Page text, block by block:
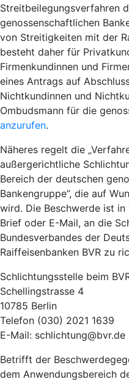
Streitbeilegungsverfahren
genossenschaftlichen
von Streitigkeiten mit der
besteht daher für
Firmenkundinnen und
eines Antrags auf
Nichtkundinnen und
Ombudsmann für die
anzurufen.
Näheres regelt die
außergerichtliche
Bereich der deutschen
Bankengruppe”, die auf
wird. Die Beschwerde ist
Brief oder E-Mail, an die
Bundesverbandes der
Raiffeisenbanken BVR zu
Schlichtungsstelle beim
Schellingstrasse 4
10785 Berlin
Telefon (030) 2021 1639
E-Mail: schlichtung@bvr.de
Betrifft der
dem Anwendungsbereich